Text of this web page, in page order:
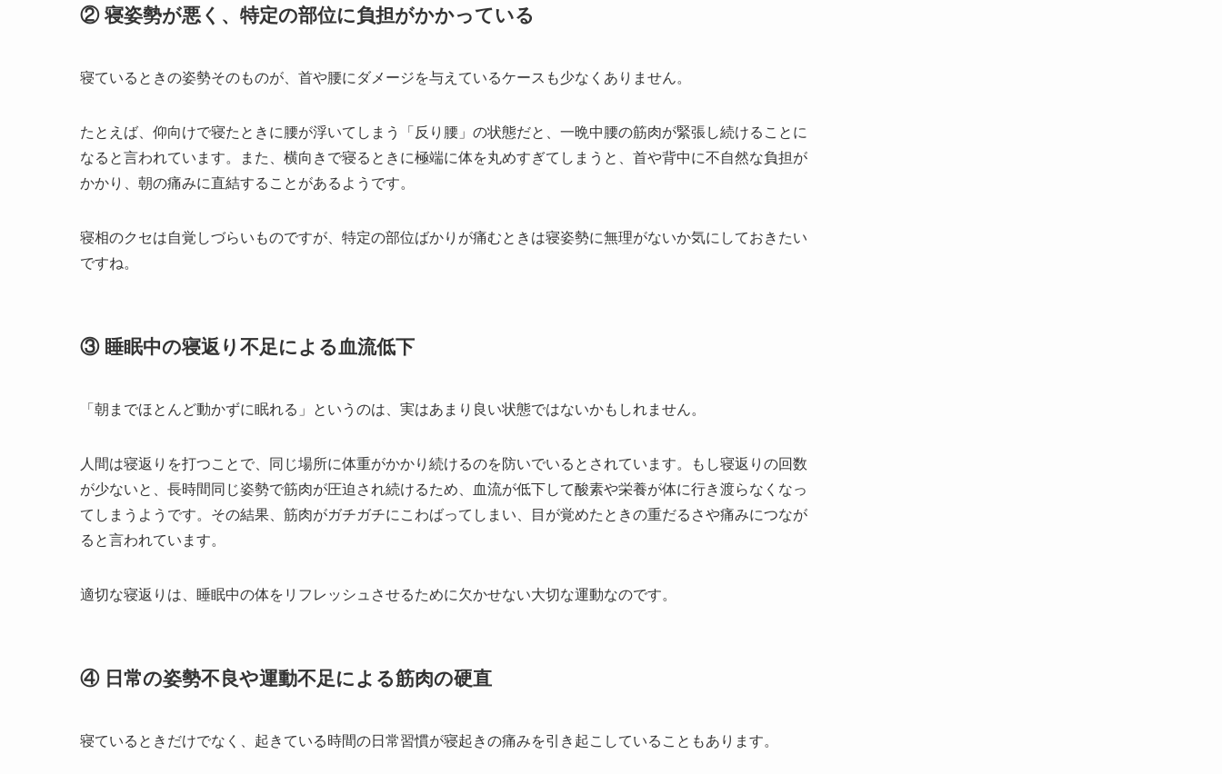
② 寝姿勢が悪く、特定の部位に負担がかかっている
寝ているときの姿勢そのものが、首や腰にダメージを与えているケースも少なくありません。
たとえば、仰向けで寝たときに腰が浮いてしまう「反り腰」の状態だと、一晩中腰の筋肉が緊張し続けることに
なると言われています。また、横向きで寝るときに極端に体を丸めすぎてしまうと、首や背中に不自然な負担が
かかり、朝の痛みに直結することがあるようです。
寝相のクセは自覚しづらいものですが、特定の部位ばかりが痛むときは寝姿勢に無理がないか気にしておきたい
ですね。
③ 睡眠中の寝返り不足による血流低下
「朝までほとんど動かずに眠れる」というのは、実はあまり良い状態ではないかもしれません。
人間は寝返りを打つことで、同じ場所に体重がかかり続けるのを防いでいるとされています。もし寝返りの回数
が少ないと、長時間同じ姿勢で筋肉が圧迫され続けるため、血流が低下して酸素や栄養が体に行き渡らなくなっ
てしまうようです。その結果、筋肉がガチガチにこわばってしまい、目が覚めたときの重だるさや痛みにつなが
ると言われています。
適切な寝返りは、睡眠中の体をリフレッシュさせるために欠かせない大切な運動なのです。
④ 日常の姿勢不良や運動不足による筋肉の硬直
寝ているときだけでなく、起きている時間の日常習慣が寝起きの痛みを引き起こしていることもあります。